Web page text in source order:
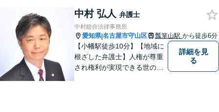
お気軽にご相談ください。
【土日・祝日も予約で対応
可】
中村 弘人 弁護士
中村総合法律事務所
愛知県|名古屋市守山区 瓢箪山駅 から徒歩6分
【小幡駅徒歩10分】【地域に
根ざした弁護士】人権が尊重
され権利が実現できる世の中
詳細を見
る